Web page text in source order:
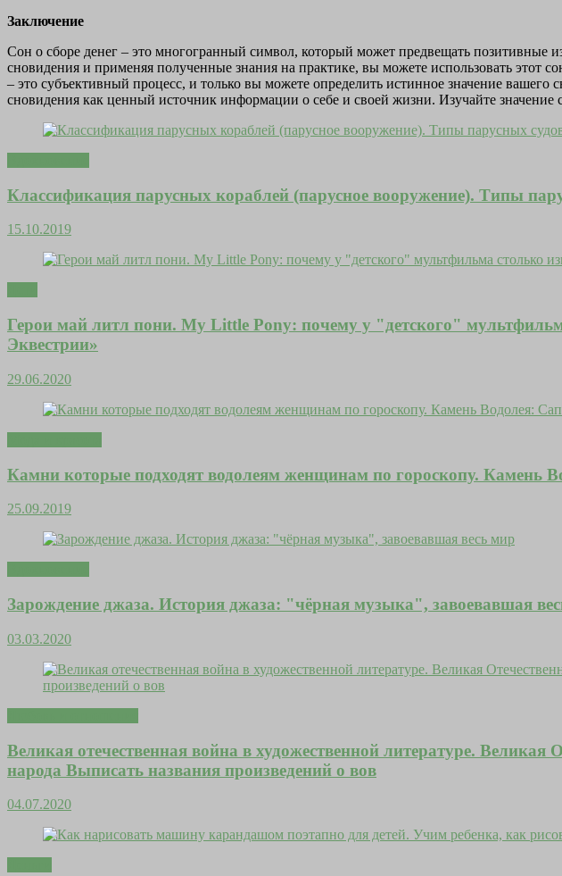
Заключение
Сон о сборе денег – это многогранный символ, который может предвещать позитивные
сновидения и применяя полученные знания на практике, вы можете использовать этот
– это субъективный процесс, и только вы можете определить истинное значение
сновидения как ценный источник информации о себе и своей жизни. Изучайте значение
Классификация парусных кораблей (парусное вооружение). Типы
15.10.2019
Герои май литл пони. My Little Pony: почему у "детского"
Эквестрии»
29.06.2020
Камни которые подходят водолеям женщинам по гороскопу. Камень
25.09.2019
Зарождение джаза. История джаза: "чёрная музыка", завоевавшая
03.03.2020
Великая отечественная война в художественной литературе. Великая
народа Выписать названия произведений о вов
04.07.2020